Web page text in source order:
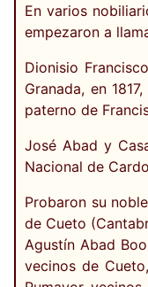
En varios
empezaron a
Dionisio
Granada, en
paterno de
José Abad y
Nacional de
Probaron su
de Cueto
Agustín Abad
vecinos de